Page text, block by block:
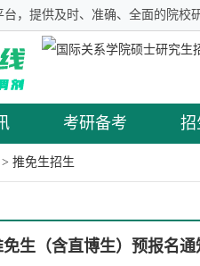
，提供及时、准确、全面的院校
考研备考 招
> 推免生招生
生（含直博生）预报名通